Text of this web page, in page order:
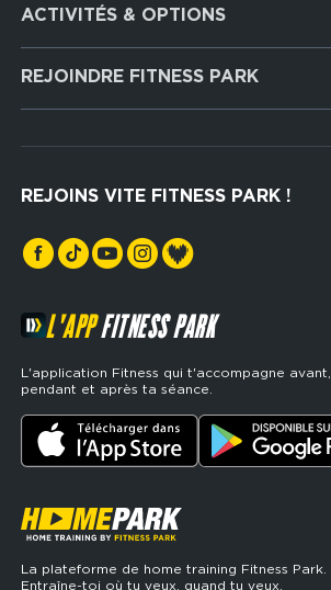
services
ACTIVITÉS & OPTIONS
Cardio Training
Musculation
Hyrox Zone
Cross Training
REJOINDRE FITNESS PARK
REJOINS VITE FITNESS PARK !
L'APPFITNESS PARK
L'application Fitness qui t'accompagne avant,
pendant et après ta séance.
La plateforme de home training Fitness Park.
Entraîne-toi où tu veux, quand tu veux.